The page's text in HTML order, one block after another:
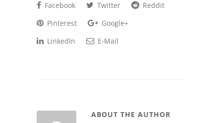
Facebook Twitter
Reddit
Pinterest
Google+
LinkedIn
E-Mail
ABOUT THE AUTHOR